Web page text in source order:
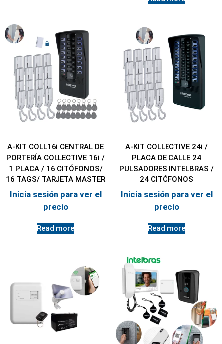
A-KIT COLL16i CENTRAL DE
PORTERÍA COLLECTIVE 16i /
1 PLACA / 16 CITÓFONOS/
16 TAGS/ TARJETA MASTER
Inicia sesión para ver el
precio
Read more
A-KIT COLLECTIVE 24i /
PLACA DE CALLE 24
PULSADORES INTELBRAS /
24 CITÓFONOS
Inicia sesión para ver el
precio
Read more